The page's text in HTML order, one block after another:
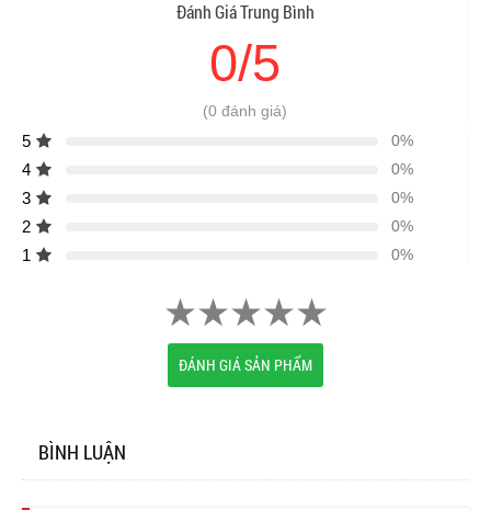
Đánh Giá Trung Bình
0/5
(0 đánh giá)
5 0%
4 0%
3 0%
2 0%
1 0%
ĐÁNH GIÁ SẢN PHẨM
BÌNH LUẬN